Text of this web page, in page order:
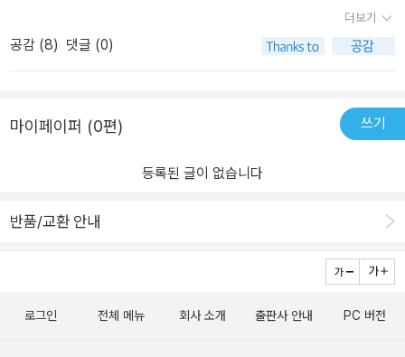
사이의 관계에 있어서도 진정한 사랑보다는 금전거래식의 상호 이익
추구를 목적으로 하는 세태가 만연하며 소외되는 사람들이 늘어가는
상황. 이러한 현대사회의 문제를 고민하던 프롬은 ‘자기반성과 성찰
고, 그런 사랑에 도달할 수 있는 기술을 연마할 수 있는 방법을 정리했
다.<사랑의 기술>에서 다루는 문제들은 다음과 같다.​- 우리는 왜 사
랑을 배우려 하지 않는가?- 우리는 왜 사랑하려고 하는가?- 사랑이란
람에 실패하는가?- 사랑의 기술은 어떻게 습득하는가?​‘사랑’을 제대
을 가지고 있기 때문이다. 사랑은 예쁜 외모나 처세술을 이용해서 사
랑스러워지기만 하면 저절로 얻어지는 것도 아니고, 재산이나 스팩을
쌓아 스스로를 시장에 내놓고 물물교환식으로 주고받는 상품도 아니
더보기
공감 (8) 댓글 (0)
마이페이퍼 (0편) 쓰기
등록된 글이 없습니다
반품/교환 안내
로그인 전체 메뉴 회사 소개 출판사 안내 PC 버전